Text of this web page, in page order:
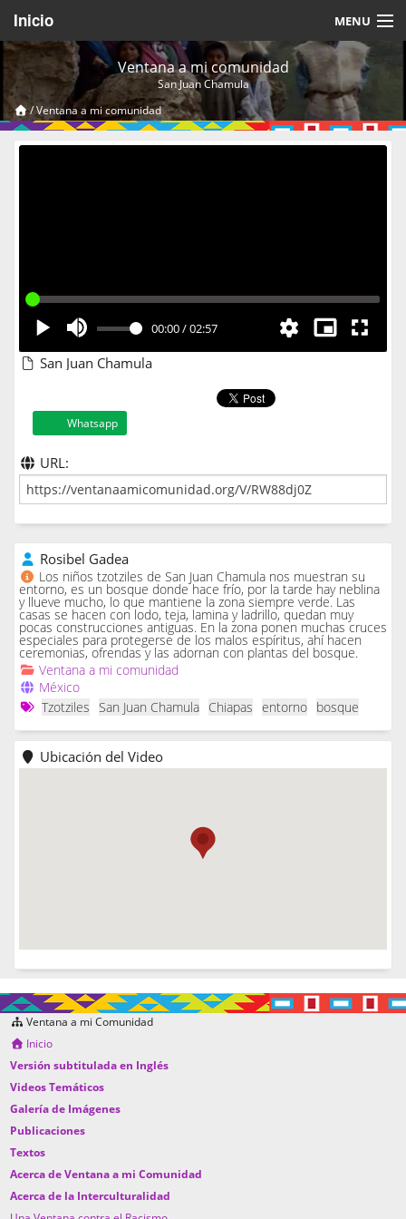
Inicio MENU
Acerca de
Videos Temáticos
Cerrar Sesión
Ventana a mi comunidad
San Juan Chamula
/Ventana a mi comunidad
00:00/02:57
San Juan Chamula
Whatsapp
URL:
Rosibel Gadea
Los niños tzotziles de San Juan Chamula nos muestran su
entorno, es un bosque donde hace frío, por la tarde hay neblina
y llueve mucho, lo que mantiene la zona siempre verde. Las
casas se hacen con lodo, teja, lamina y ladrillo, quedan muy
pocas construcciones antiguas. En la zona ponen muchas cruces
especiales para protegerse de los malos espíritus, ahí hacen
ceremonias, ofrendas y las adornan con plantas del bosque.
Ventana a mi comunidad
México
Tzotziles
San Juan Chamula Chiapas entorno bosque
Ubicación del Video
Ventana a mi Comunidad
Inicio
Versión subtitulada en Inglés
Videos Temáticos
Galería de Imágenes
Publicaciones
Textos
Acerca de Ventana a mi Comunidad
Acerca de la Interculturalidad